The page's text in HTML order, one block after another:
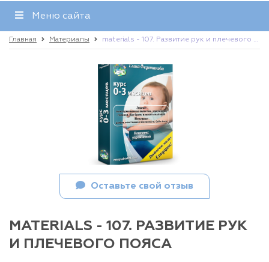
Меню сайта
Главная Материалы materials - 107. Развитие рук и плечевого пояса
Оставьте свой отзыв
MATERIALS - 107. РАЗВИТИЕ РУК
И ПЛЕЧЕВОГО ПОЯСА